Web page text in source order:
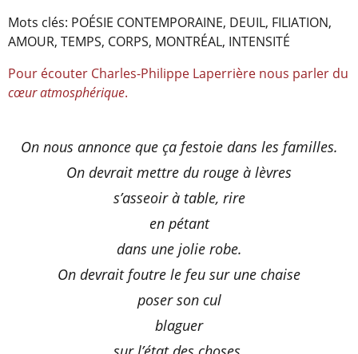
Mots clés: POÉSIE CONTEMPORAINE, DEUIL, FILIATION,
AMOUR, TEMPS, CORPS, MONTRÉAL, INTENSITÉ
Pour écouter Charles-Philippe Laperrière nous parler du
cœur atmosphérique.
On nous annonce que ça festoie dans les familles.
On devrait mettre du rouge à lèvres
s’asseoir à table, rire
en pétant
dans une jolie robe.
On devrait foutre le feu sur une chaise
poser son cul
blaguer